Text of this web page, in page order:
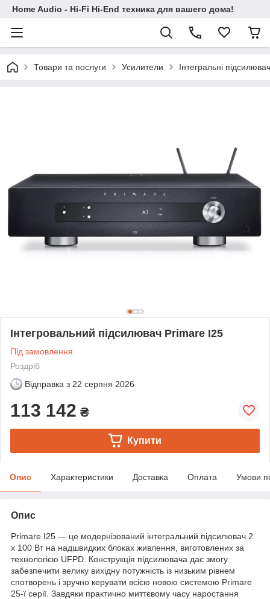
Home Audio - Hi-Fi Hi-End техника для вашего дома!
Товари та послуги Усилители Інтегральні
Інтегровальний підсилювач Primare I25
Під замовлення
Роздріб
Відправка з 22 серпня 2026
113 142 ₴
Купити
Опис Характеристики Доставка Оплата Умови
Опис
Primare I25 — це модернізований інтегральний підсилювач 2
х 100 Вт на надшвидких блоках живлення, виготовлених за
технологією UFPD. Конструкція підсилювача дає змогу
забезпечити велику вихідну потужність із низьким рівнем
спотворень і зручно керувати всією новою системою Primare
25-ї серії. Завдяки практично миттєвому часу наростання